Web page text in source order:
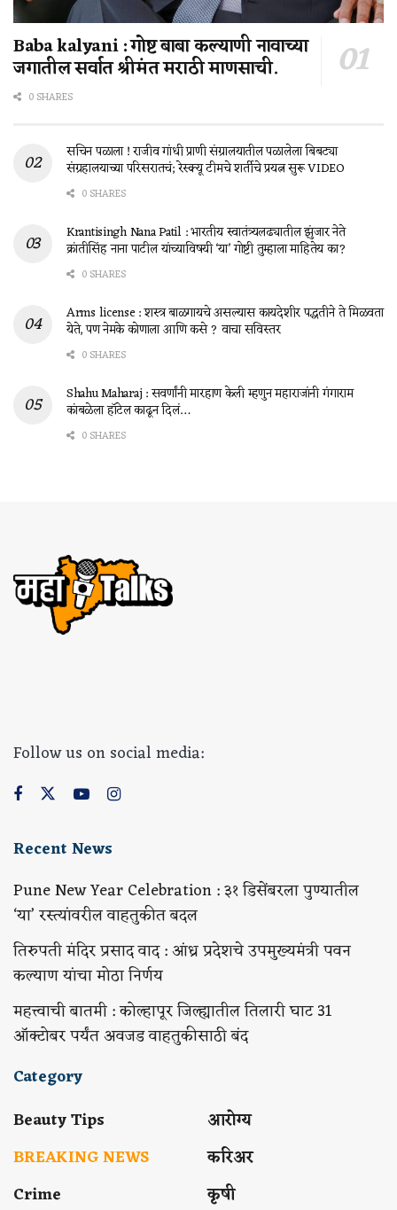
Baba kalyani : गोष्ट बाबा कल्याणी नावाच्या
जगातील सर्वात श्रीमंत मराठी माणसाची.
0 SHARES
सचिन पळाला ! राजीव गांधी प्राणी संग्रालयातील पळालेला बिबट्या
संग्रहालयाच्या परिसरातचं; रेस्क्यू टीमचे शर्तीचे प्रयत्न सुरू VIDEO
0 SHARES
Krantisingh Nana Patil : भारतीय स्वातंत्र्यलढ्यातील झुंजार नेते
क्रांतीसिंह नाना पाटील यांच्याविषयी ‘या’ गोष्टी तुम्हाला माहितेय का?
0 SHARES
Arms license : शस्त्र बाळगायचे असल्यास कायदेशीर पद्धतीने ते मिळवता
येते, पण नेमके कोणाला आणि कसे ? वाचा सविस्तर
0 SHARES
Shahu Maharaj : सवर्णांनी मारहाण केली म्हणुन महाराजांनी गंगाराम
कांबळेला हॉटेल काढून दिलं…
0 SHARES
Follow us on social media:
Recent News
Pune New Year Celebration : ३१ डिसेंबरला पुण्यातील
‘या’ रस्त्यांवरील वाहतुकीत बदल
तिरुपती मंदिर प्रसाद वाद : आंध्र प्रदेशचे उपमुख्यमंत्री पवन
कल्याण यांचा मोठा निर्णय
महत्त्वाची बातमी : कोल्हापूर जिल्ह्यातील तिलारी घाट 31
ऑक्टोबर पर्यंत अवजड वाहतुकीसाठी बंद
Category
Beauty Tips
BREAKING NEWS
Crime
आरोग्य
करिअर
कृषी